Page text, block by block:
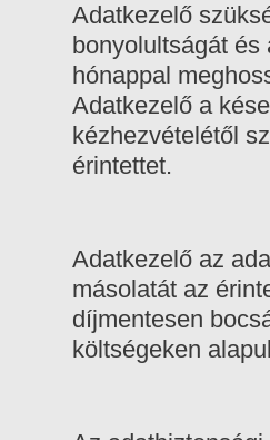
Adatkezelő
bonyolultságát és
hónappal
Adatkezelő a
kézhezvételétől
érintettet.
Adatkezelő az
másolatát az
díjmentesen
költségeken